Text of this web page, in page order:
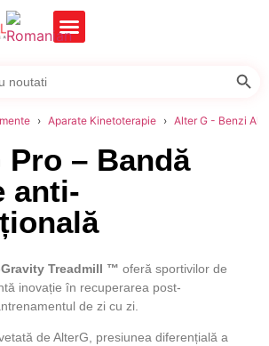
Aparate Kinetoterapie Alter G - Benzi
Pro – Bandă
anti-
Treadmill ™ oferă sportivilor de
inovație în recuperarea post-
de zi cu zi.
de AlterG, presiunea diferențială a